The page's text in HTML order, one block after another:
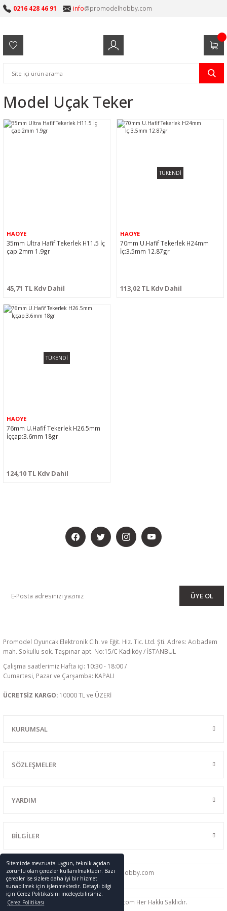
Sitemizde mevzuata uygun, teknik açıdan
zorunlu olan çerezler kullanılmaktadır. Bazı
çerezler ise sizlere daha iyi bir hizmet
sunabilmek için işlenmektedir. Detaylı bilgi
için Çerez Politika'sını inceleyebilirsiniz.
Çerez Politikası
0216 428 46 91 info@promodelhobby.com
Model Uçak Teker
HAOYE
35mm Ultra Hafif Tekerlek H11.5 İç
çap:2mm 1.9gr
45,71 TL Kdv Dahil
TÜKENDİ
HAOYE
70mm U.Hafif Tekerlek H24mm
İç:3.5mm 12.87gr
113,02 TL Kdv Dahil
TÜKENDİ
HAOYE
76mm U.Hafif Tekerlek H26.5mm
İççap:3.6mm 18gr
124,10 TL Kdv Dahil
ÜYE OL
Promodel Oyuncak Elektronik Cih. ve Eğit. Hiz. Tic. Ltd. Şti. Adres: Acıbadem
mah. Sokullu sok. Taşpınar apt. No:15/C Kadıköy / İSTANBUL
Çalışma saatlerimiz Hafta içi: 10:30 - 18:00 /
Cumartesi, Pazar ve Çarşamba: KAPALI
ÜCRETSİZ KARGO: 10000 TL ve ÜZERİ
KURUMSAL
SÖZLEŞMELER
YARDIM
BİLGİLER
0216 428 46 91 info@promodelhobby.com
Telif Hakkı © 2005-2023 promodelhobby.com Her Hakkı Saklıdır.